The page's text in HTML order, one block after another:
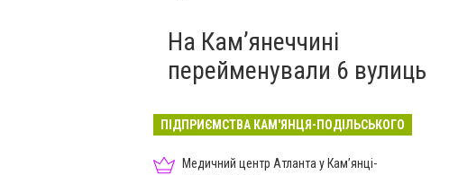
На Камʼянеччині
перейменували 6 вулиць
ПІДПРИЄМСТВА КАМ'ЯНЦЯ-ПОДІЛЬСЬКОГО
Медичний центр Атланта у Кам’янці-